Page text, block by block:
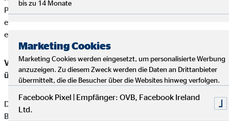
Produktvermittlung eine Vergütung (Provisionszahlung), die
einbehalten werden darf. Diese ist in der Versicherungsprämie
einkalkuliert.
Vermittler-Registerstelle, bei der sich die Eintragungen
überprüfen lassen:
Deutsche Industrie- und Handelskammer (DIHK)
Breite Straße 29
bis zu 14 Monate
Marketing Cookies
Marketing Cookies werden eingesetzt, um personalisierte Werbung
anzuzeigen. Zu diesem Zweck werden die Daten an Drittanbieter
übermittelt, die die Besucher über die Websites hinweg verfolgen.
Facebook Pixel | Empfänger: OVB, Facebook Ireland
Ltd.